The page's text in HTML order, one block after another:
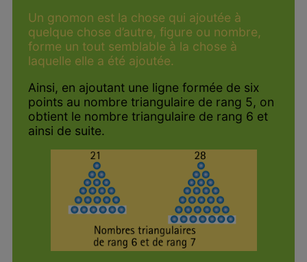
Un gnomon est la chose qui ajoutée à
quelque chose d’autre, figure ou nombre,
forme un tout semblable à la chose à
laquelle elle a été ajoutée.
Ainsi, en ajoutant une ligne formée de six
points au nombre triangulaire de rang 5, on
obtient le nombre triangulaire de rang 6 et
ainsi de suite.